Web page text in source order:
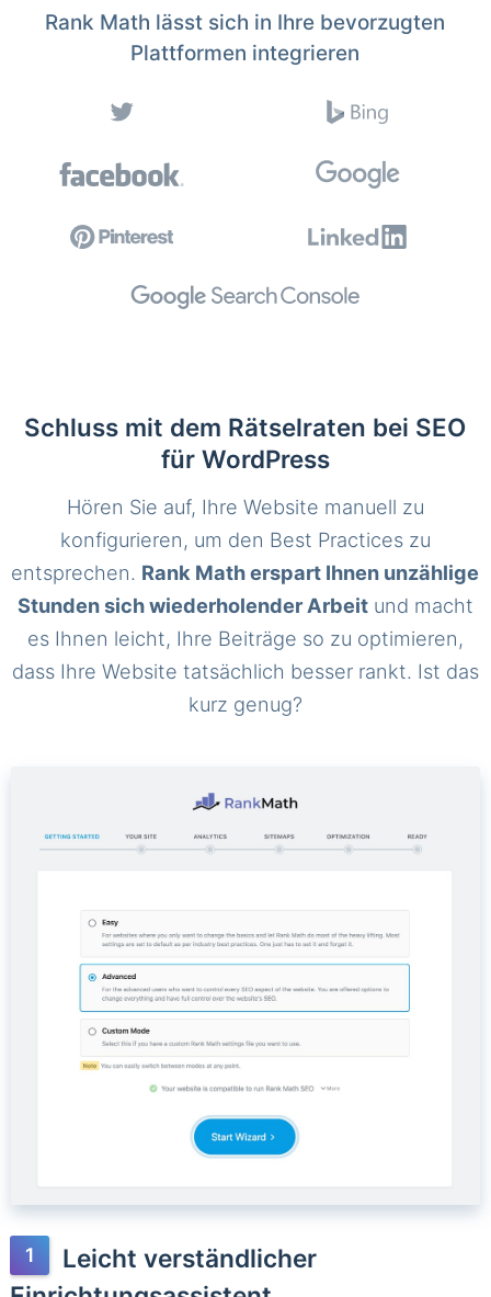
Rank Math lässt sich in Ihre bevorzugten
Plattformen integrieren
Schluss mit dem Rätselraten bei SEO
für WordPress
Hören Sie auf, Ihre Website manuell zu
konfigurieren, um den Best Practices zu
entsprechen. Rank Math erspart Ihnen unzählige
Stunden sich wiederholender Arbeitund macht
es Ihnen leicht, Ihre Beiträge so zu optimieren,
dass Ihre Website tatsächlich besser rankt. Ist das
kurz genug?
Leicht verständlicher